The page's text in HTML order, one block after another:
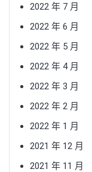
2022 年 7 月
2022 年 6 月
2022 年 5 月
2022 年 4 月
2022 年 3 月
2022 年 2 月
2022 年 1 月
2021 年 12 月
2021 年 11 月